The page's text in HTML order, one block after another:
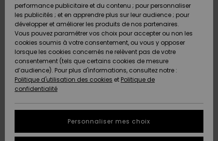
Snow
Nouveautés
A
Découvrir
Snow
Nouveautés
A
Découvrir
Communauté
Femme
A
Découvrir
Communauté
OUTLET
AIDE &
CONTACT
Carte
Cadeau
Quiksilver
Freedom
Protection
des
tailles
MAGASINS
QUIKSILVER
performance publicitaire et du contenu ; pour personnaliser
les publicités ; et en apprendre plus sur leur audience ; pour
développer et améliorer les produits de nos partenaires.
Vous pouvez paramétrer vos choix pour accepter ou non les
cookies soumis à votre consentement, ou vous y opposer
lorsque les cookies concernés ne relèvent pas de votre
consentement (tels que certains cookies de mesure
d’audience). Pour plus d'informations, consultez notre :
Politique d'utilisation des cookies et Politique de
confidentialité
Personnaliser mes choix